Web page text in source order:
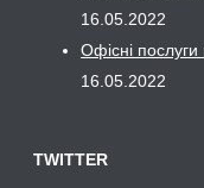
16.05.2022
Офісні
16.05.2022
TWITTER